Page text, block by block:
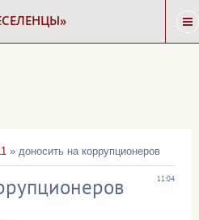
СНОСА
» доносить на коррупционеров
11:04